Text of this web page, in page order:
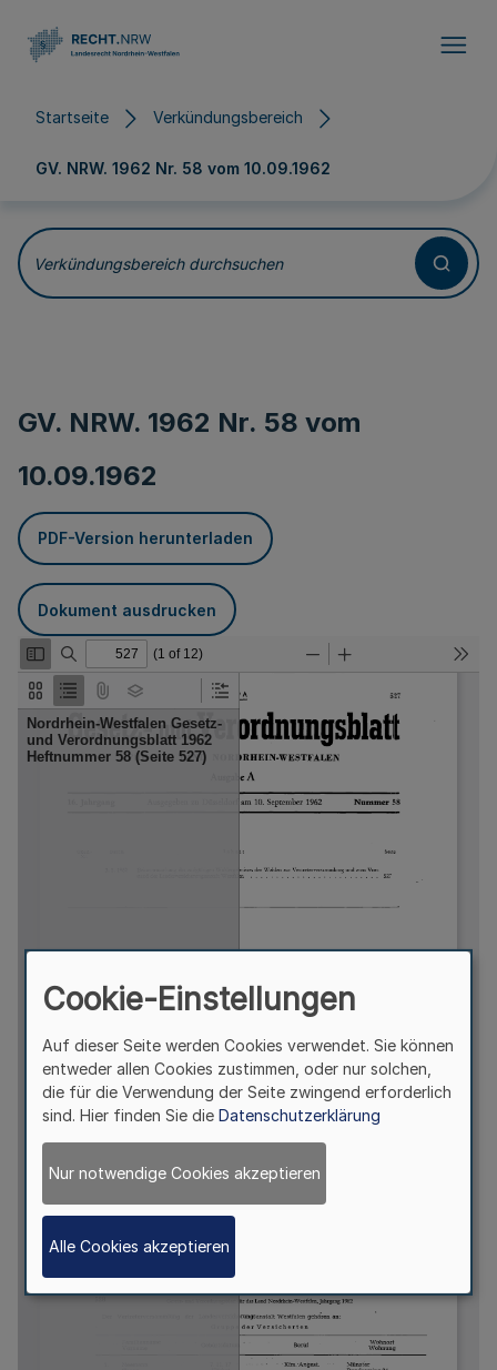
Startseite Verkündungsbereich
GV. NRW. 1962 Nr. 58 vom 10.09.1962
Verkündungsbereich durchsuchen
GV. NRW. 1962 Nr. 58 vom
10.09.1962
PDF-Version herunterladen
Dokument ausdrucken
Cookie-Einstellungen
Auf dieser Seite werden Cookies verwendet. Sie können
entweder allen Cookies zustimmen, oder nur solchen,
die für die Verwendung der Seite zwingend erforderlich
sind. Hier finden Sie die Datenschutzerklärung
Nur notwendige Cookies akzeptieren
Alle Cookies akzeptieren